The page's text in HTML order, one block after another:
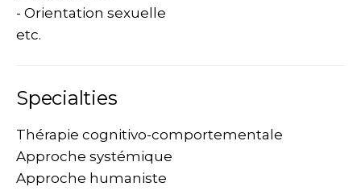
- Orientation sexuelle
etc.
Specialties
Thérapie cognitivo-comportementale
Approche systémique
Approche humaniste